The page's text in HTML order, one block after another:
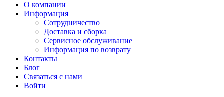
О компании
Информация
Сотрудничество
Доставка и сборка
Сервисное обслуживание
Информация по возврату
Контакты
Блог
Связаться с нами
Войти